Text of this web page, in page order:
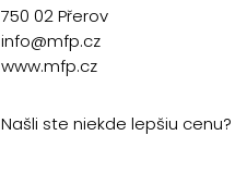
750 02 Přerov
info@mfp.cz
www.mfp.cz
Našli ste niekde lepšiu cenu?